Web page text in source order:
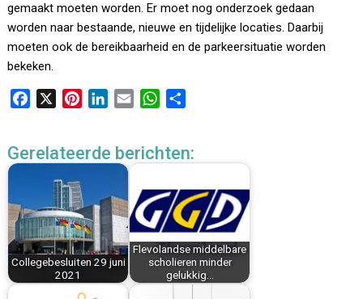
gemaakt moeten worden. Er moet nog onderzoek gedaan
worden naar bestaande, nieuwe en tijdelijke locaties. Daarbij
moeten ook de bereikbaarheid en de parkeersituatie worden
bekeken.
e
o
k
t
r
e
s
t
k
d
I
n
i
W
t
A
p
p
e
Gerelateerde berichten:
Collegebesluiten 29 juni
2021
Flevolandse middelbare
scholieren minder
gelukkig…